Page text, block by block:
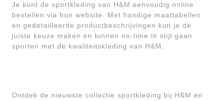
Je kunt de sportkleding van H&M eenvoudig online
bestellen via hun website. Met handige maattabellen
en gedetailleerde productbeschrijvingen kun je de
juiste keuze maken en binnen no-time in stijl gaan
sporten met de kwaliteitskleding van H&M.
Ontdek de nieuwste collectie sportkleding bij H&M en